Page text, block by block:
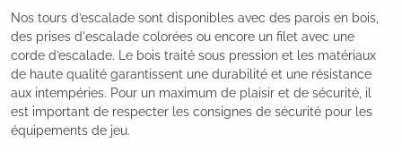
Nos tours d’escalade sont disponibles avec des parois en bois,
des prises d'escalade colorées ou encore un filet avec une
corde d’escalade. Le bois traité sous pression et les matériaux
de haute qualité garantissent une durabilité et une résistance
aux intempéries. Pour un maximum de plaisir et de sécurité, il
est important de respecter les consignes de sécurité pour les
équipements de jeu.